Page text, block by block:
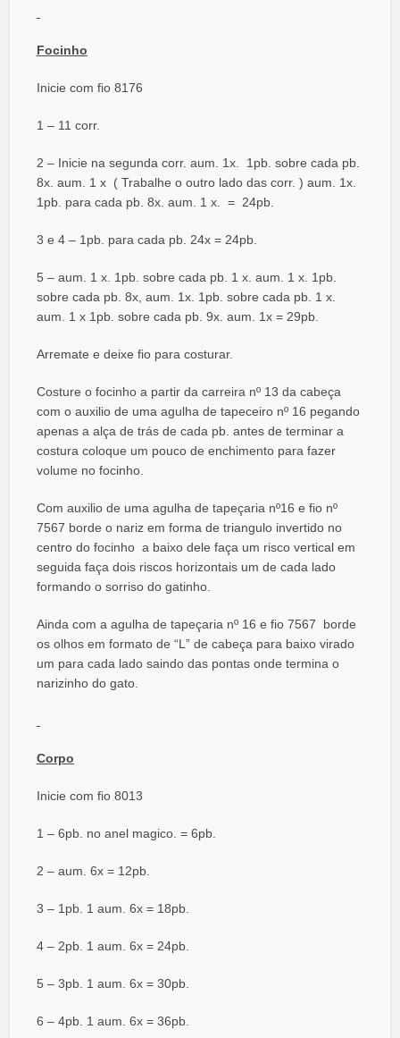
Focinho
Inicie com fio 8176
1 – 11 corr.
2 – Inicie na segunda corr. aum. 1x. 1pb. sobre cada pb.
8x. aum. 1 x ( Trabalhe o outro lado das corr. ) aum. 1x.
1pb. para cada pb. 8x. aum. 1 x. = 24pb.
3 e 4 – 1pb. para cada pb. 24x = 24pb.
5 – aum. 1 x. 1pb. sobre cada pb. 1 x. aum. 1 x. 1pb.
sobre cada pb. 8x, aum. 1x. 1pb. sobre cada pb. 1 x.
aum. 1 x 1pb. sobre cada pb. 9x. aum. 1x = 29pb.
Arremate e deixe fio para costurar.
Costure o focinho a partir da carreira nº 13 da cabeça
com o auxilio de uma agulha de tapeceiro nº 16 pegando
apenas a alça de trás de cada pb. antes de terminar a
costura coloque um pouco de enchimento para fazer
volume no focinho.
Com auxilio de uma agulha de tapeçaria nº16 e fio nº
7567 borde o nariz em forma de triangulo invertido no
centro do focinho a baixo dele faça um risco vertical em
seguida faça dois riscos horizontais um de cada lado
formando o sorriso do gatinho.
Ainda com a agulha de tapeçaria nº 16 e fio 7567 borde
os olhos em formato de “L” de cabeça para baixo virado
um para cada lado saindo das pontas onde termina o
narizinho do gato.
Corpo
Inicie com fio 8013
1 – 6pb. no anel magico. = 6pb.
2 – aum. 6x = 12pb.
3 – 1pb. 1 aum. 6x = 18pb.
4 – 2pb. 1 aum. 6x = 24pb.
5 – 3pb. 1 aum. 6x = 30pb.
6 – 4pb. 1 aum. 6x = 36pb.